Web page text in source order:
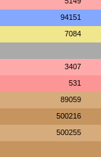
94151
7084
3407
531
89059
500216
500255